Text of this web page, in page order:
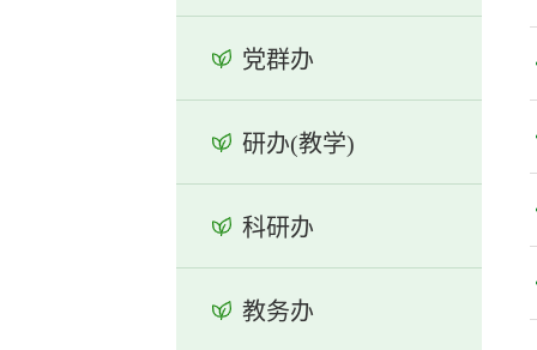
党群办
研办(教学)
科研办
教务办